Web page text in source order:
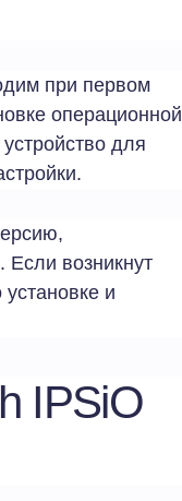
при первом
операционной
для
возникнут
и
IPSiO